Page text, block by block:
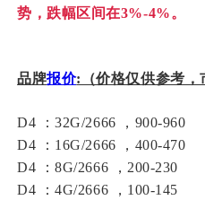
势，跌幅区间在3%-4%。
品牌报价:（价格仅供参考，
D4 ：32G/2666 ，900-960
D4 ：16G/2666 ，400-470
D4 ：8G/2666 ，200-230
D4 ：4G/2666 ，100-145